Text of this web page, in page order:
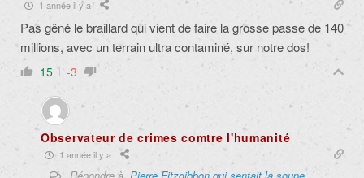
1 année il y a
Pas gêné le braillard qui vient de faire la grosse passe de 140
millions, avec un terrain ultra contaminé, sur notre dos!
15 -3
Observateur de crimes comtre l'humanité
1 année il y a